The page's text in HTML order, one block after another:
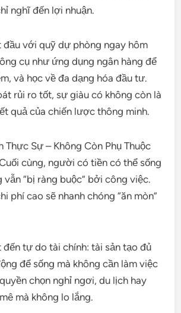
nghĩ đến lợi nhuận.
đầu với quỹ dự phòng ngay hôm
cụ như ứng dụng ngân hàng để
và học về đa dạng hóa đầu tư.
rủi ro tốt, sự giàu có không còn là
quả của chiến lược thông minh.
Thực Sự – Không Còn Phụ Thuộc
cùng, người có tiền có thể sống
vẫn “bị ràng buộc” bởi công việc.
phí cao sẽ nhanh chóng “ăn mòn”
tự do tài chính: tài sản tạo đủ
để sống mà không cần làm việc
chọn nghỉ ngơi, du lịch hay
mà không lo lắng.